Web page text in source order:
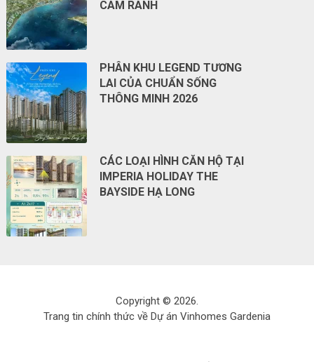
CAM RANH
PHÂN KHU LEGEND TƯƠNG
LAI CỦA CHUẨN SỐNG
THÔNG MINH 2026
CÁC LOẠI HÌNH CĂN HỘ TẠI
IMPERIA HOLIDAY THE
BAYSIDE HẠ LONG
Copyright © 2026.
Trang tin chính thức về Dự án Vinhomes Gardenia